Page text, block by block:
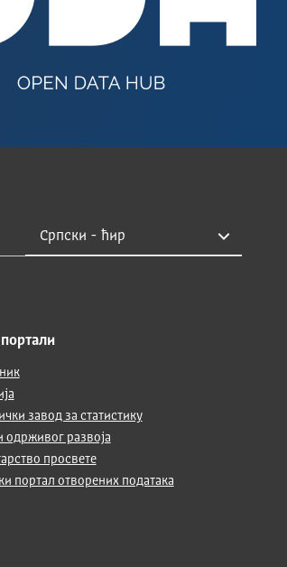
завод за статистику
одрживог развоја
просвете
портал отворених података